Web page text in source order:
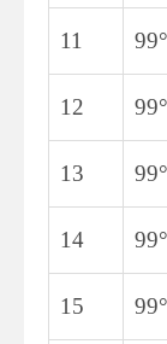
11
12
13
14
15